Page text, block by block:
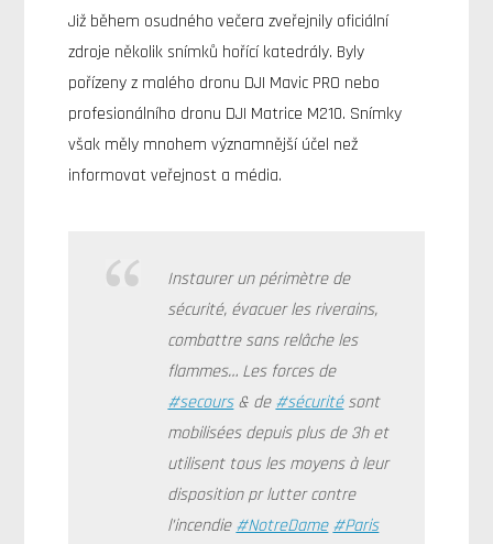
Již během osudného večera zveřejnily oficiální
zdroje několik snímků hořící katedrály. Byly
pořízeny z malého dronu DJI Mavic PRO nebo
profesionálního dronu DJI Matrice M210. Snímky
však měly mnohem významnější účel než
informovat veřejnost a média.
Instaurer un périmètre de
sécurité, évacuer les riverains,
combattre sans relâche les
flammes… Les forces de
#secours& de#sécuritésont
mobilisées depuis plus de 3h et
utilisent tous les moyens à leur
disposition pr lutter contre
l’incendie#NotreDame#Paris